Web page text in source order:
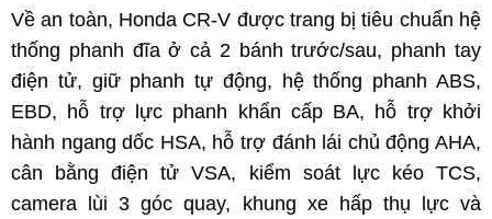
Về an toàn, Honda CR-V được trang bị tiêu chuẩn hệ
thống phanh đĩa ở cả 2 bánh trước/sau, phanh tay
điện tử, giữ phanh tự động, hệ thống phanh ABS,
EBD, hỗ trợ lực phanh khẩn cấp BA, hỗ trợ khởi
hành ngang dốc HSA, hỗ trợ đánh lái chủ động AHA,
cân bằng điện tử VSA, kiểm soát lực kéo TCS,
camera lùi 3 góc quay, khung xe hấp thụ lực và